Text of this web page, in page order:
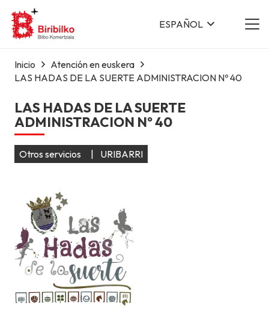
ESPAÑOL
Inicio
Atención en euskera
LAS HADAS DE LA SUERTE ADMINISTRACION Nº 40
LAS HADAS DE LA SUERTE
ADMINISTRACION Nº 40
Otros servicios | URIBARRI